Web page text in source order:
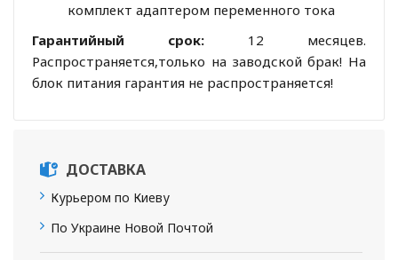
комплект адаптером переменного тока
Гарантийный срок: 12 месяцев.
Распространяется,только на заводской брак! На
блок питания гарантия не распространяется!
ДОСТАВКА
Курьером по Киеву
По Украине Новой Почтой